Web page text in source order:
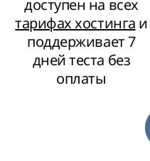
доступен на всех
тарифах хостинга и
поддерживает 7
дней теста без
оплаты